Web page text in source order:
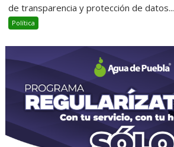
de transparencia y protección de datos...
Política